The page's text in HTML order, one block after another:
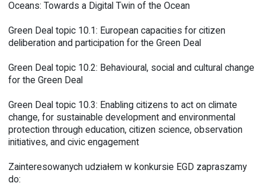
Oceans: Towards a Digital Twin of the Ocean
Green Deal topic 10.1: European capacities for citizen
deliberation and participation for the Green Deal
Green Deal topic 10.2: Behavioural, social and cultural change
for the Green Deal
Green Deal topic 10.3: Enabling citizens to act on climate
change, for sustainable development and environmental
protection through education, citizen science, observation
initiatives, and civic engagement
Zainteresowanych udziałem w konkursie EGD zapraszamy
do: